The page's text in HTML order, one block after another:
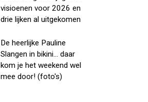
visioenen voor 2026 en
drie lijken al uitgekomen
De heerlijke Pauline
Slangen in bikini... daar
kom je het weekend wel
mee door! (foto's)